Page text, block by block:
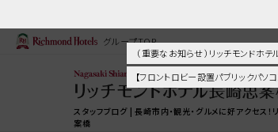
（ 重要なお知らせ ）リッチモンド
【フロントロビー設置パブリックパソ
グループTOP
スタッフブログ | 長崎市内・観光・グルメに好アクセス！
案橋